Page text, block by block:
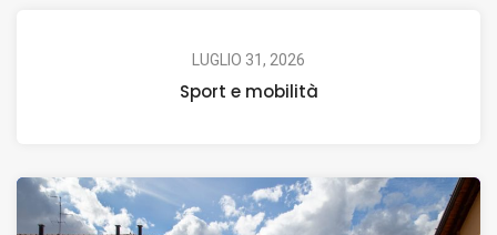
LUGLIO 31, 2026
Sport e mobilità